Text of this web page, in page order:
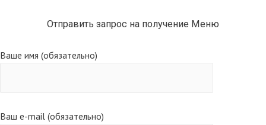
Отправить запрос на получение Меню
Ваше имя (обязательно)
Ваш e-mail (обязательно)